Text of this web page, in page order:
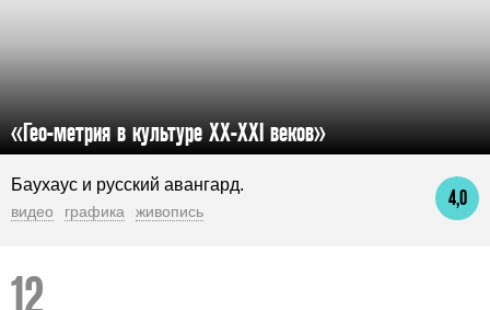
«Гео-метрия в культуре XX-XXI веков»
4,0
Баухаус и русский авангард.
видео графика живопись